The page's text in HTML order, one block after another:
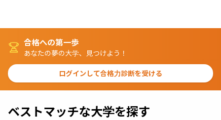
合格への第一歩
あなたの夢の大学、見つけよう！
ログインして合格力診断を受ける
ベストマッチな大学を探す